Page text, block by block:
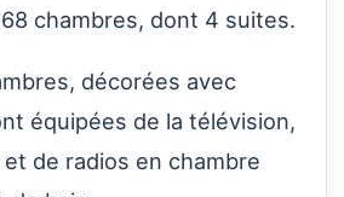
chambres, dont 4 suites.
décorées avec
équipées de la télévision,
de radios en chambre